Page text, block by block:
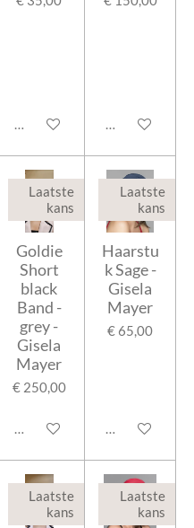
In winkelwagen In
Laatste
kans
Goldie
Short
black
Band -
grey -
Gisela
Mayer
€ 250,00
In winkelwagen
Laatste
kans
Haarstu
k Sage -
Gisela
Mayer
€ 65,00
Houd mij op
Laatste
kans
Laatste
kans